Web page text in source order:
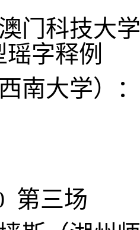
门科技大
字释例
南大学）
第三场